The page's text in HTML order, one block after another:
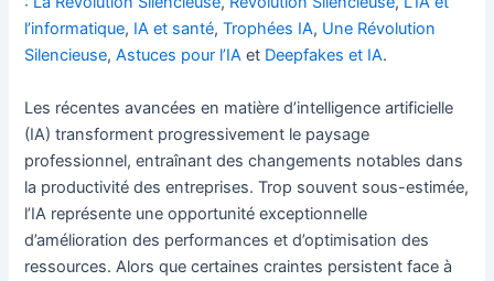
l’informatique, IA et santé,Trophées IA, Une Révolution
Silencieuse,Astuces pour l’IA et Deepfakes et IA.
Les récentes avancées en matière d’intelligence artificielle
(IA) transforment progressivement le paysage
professionnel, entraînant des changements notables dans
la productivité des entreprises. Trop souvent sous-estimée,
l’IA représente une opportunité exceptionnelle
d’amélioration des performances et d’optimisation des
ressources. Alors que certaines craintes persistent face à